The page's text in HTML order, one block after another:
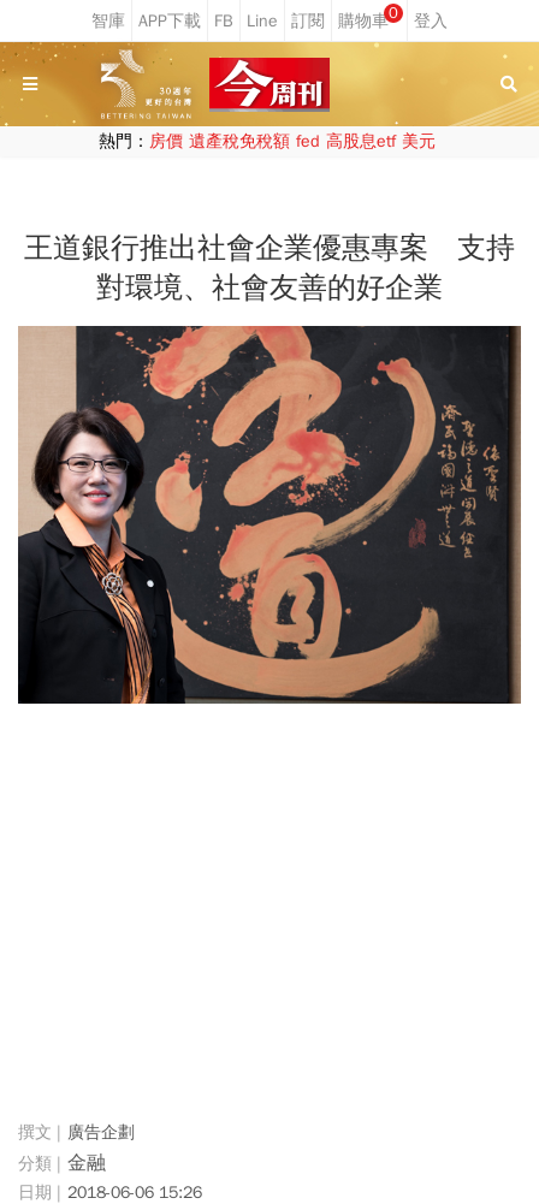
0
熱門： 房價 遺產稅免稅額 fed 高股息etf 美元
王道銀行推出社會企業優惠專案 支持
對環境、社會友善的好企業
廣告企劃
金融
2018-06-06 15:26